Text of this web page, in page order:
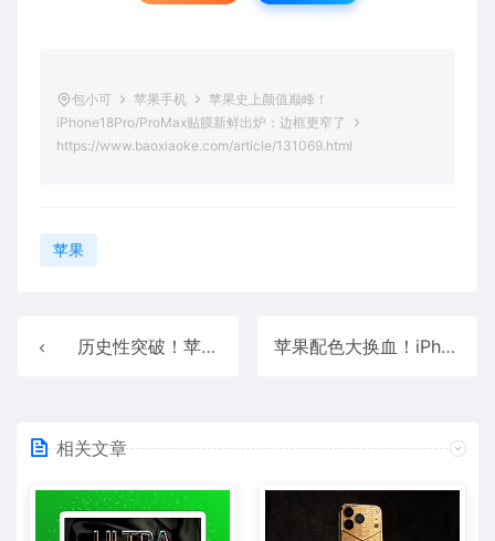
包小可 苹果手机
苹果史上颜值巅峰！
iPhone18Pro/ProMax贴膜新鲜出炉：边框更窄了
https://www.baoxiaoke.com/article/131069.html
苹果
历史性突破！苹果首次Q1登顶全球智能手机出货第一：iPhone17系列立功 苹果配色大换血！iPhone18Pro四色实锤：爱马仕橙彻底缺席
相关文章